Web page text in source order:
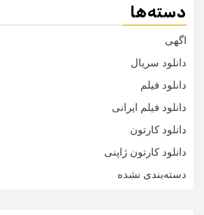
دسته‌ها
اگهی
دانلود سریال
دانلود فیلم
دانلود فیلم ایرانی
دانلود کارتون
دانلود کارتون ژاپنی
دسته‌بندی نشده